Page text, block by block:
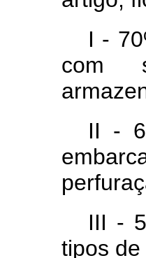
I -
com
II -
III -
tipos